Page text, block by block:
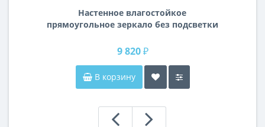
Настенное влагостойкое
прямоугольное зеркало без подсветки
9 820 ₽
В корзину